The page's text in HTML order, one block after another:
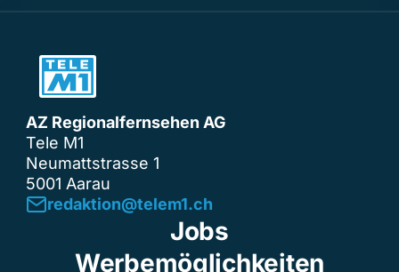
AZ Regionalfernsehen AG
Tele M1
Neumattstrasse 1
5001 Aarau
redaktion@telem1.ch
Jobs
Werbemöglichkeiten